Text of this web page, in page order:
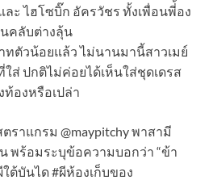
ะ ไฮโซบิ๊ก อัครวัชร ทั้งเพื่อนพี่้อง
คลับต่างลุ้น
ทตัวน้อยแล้ว ไม่นานมานี้สาวเมย์
ใส่ ปกติไม่ค่อยได้เห็นใส่ชุดเดรส
องหรือเปล่า
ราแกรม @maypitchy พาสามี
พร้อมระบุข้อความบอกว่า “ข้า
ต้บันได #ผีห้องเก็บของ